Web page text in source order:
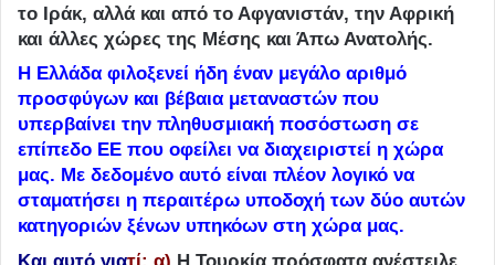
το Ιράκ, αλλά και από το Αφγανιστάν, την Αφρική
και άλλες χώρες της Μέσης και Άπω Ανατολής.
Η Ελλάδα φιλοξενεί ήδη έναν μεγάλο αριθμό
προσφύγων και βέβαια μεταναστών που
υπερβαίνει την πληθυσμιακή ποσόστωση σε
επίπεδο ΕΕ που οφείλει να διαχειριστεί η χώρα
μας. Με δεδομένο αυτό είναι πλέον λογικό να
σταματήσει η περαιτέρω υποδοχή των δύο αυτών
κατηγοριών ξένων υπηκόων στη χώρα μας.